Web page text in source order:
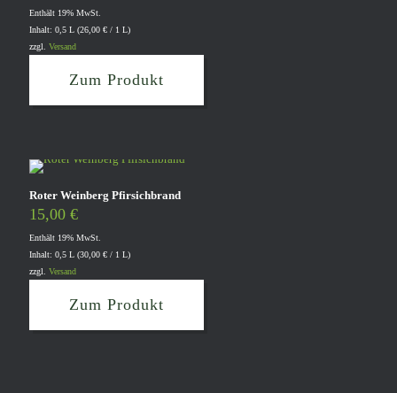
Enthält 19% MwSt.
Inhalt: 0,5 L (26,00 € / 1 L)
zzgl. Versand
Zum Produkt
Roter Weinberg Pfirsichbrand
15,00 €
Enthält 19% MwSt.
Inhalt: 0,5 L (30,00 € / 1 L)
zzgl. Versand
Zum Produkt